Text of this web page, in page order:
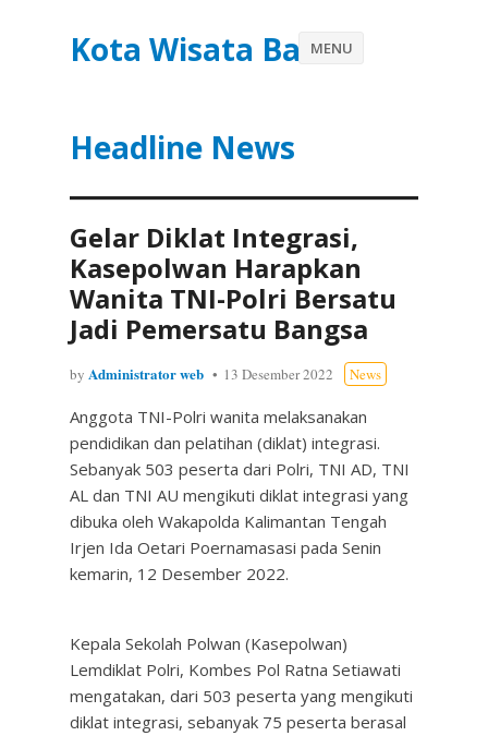
Kota Wisata Batu
Headline News
MENU
Gelar Diklat Integrasi,
Kasepolwan Harapkan
Wanita TNI-Polri Bersatu
Jadi Pemersatu Bangsa
by Administrator web 13 Desember 2022 News
Anggota TNI-Polri wanita melaksanakan
pendidikan dan pelatihan (diklat) integrasi.
Sebanyak 503 peserta dari Polri, TNI AD, TNI
AL dan TNI AU mengikuti diklat integrasi yang
dibuka oleh Wakapolda Kalimantan Tengah
Irjen Ida Oetari Poernamasasi pada Senin
kemarin, 12 Desember 2022.
Kepala Sekolah Polwan (Kasepolwan)
Lemdiklat Polri, Kombes Pol Ratna Setiawati
mengatakan, dari 503 peserta yang mengikuti
diklat integrasi, sebanyak 75 peserta berasal